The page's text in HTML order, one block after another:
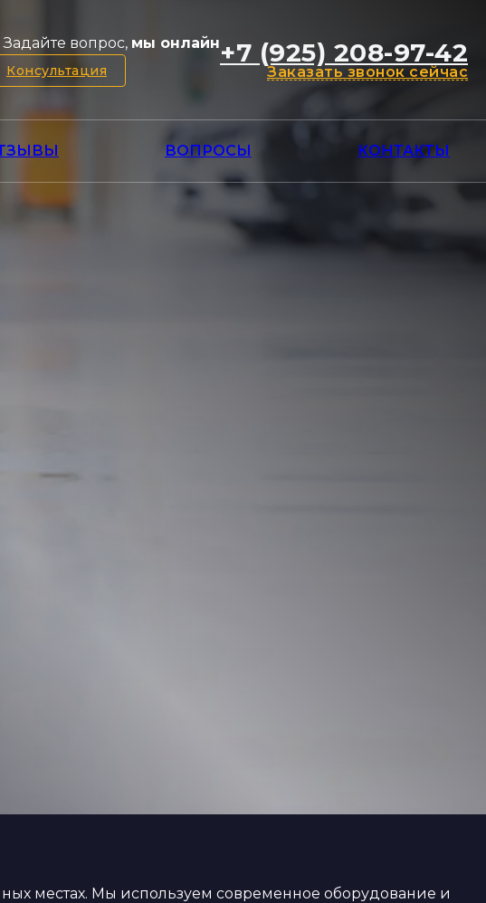
Задайте вопрос, мы онлайн
Консультация
+7 (925) 208-97-42
Заказать звонок сейчас
ВОПРОСЫ КОНТАКТЫ
местах. Мы используем современное оборудование и